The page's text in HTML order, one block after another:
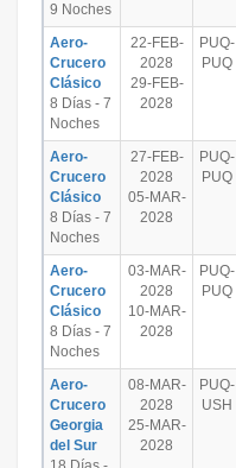
9 Noches
Aero-
Crucero
Clásico
8 Días - 7
Noches
22-FEB-
2028
29-FEB-
2028
PUQ-
PUQ
Aero-
Crucero
Clásico
8 Días - 7
Noches
27-FEB-
2028
05-MAR-
2028
PUQ-
PUQ
Aero-
Crucero
Clásico
8 Días - 7
Noches
03-MAR-
2028
10-MAR-
2028
PUQ-
PUQ
Aero-
Crucero
Georgia
del Sur
08-MAR-
2028
25-MAR-
2028
PUQ-
USH